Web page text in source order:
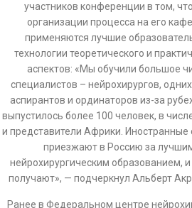
участников конференции в том,
организации процесса на его
применяются лучшие
технологии теоретического и
аспектов: «Мы обучили большое
специалистов – нейрохирургов,
аспирантов и ординаторов из-за
выпустилось более 100 человек, в
и представители Африки. Иностранные
приезжают в Россию за
нейрохирургическим образованием, и
получают», — подчеркнул Альберт
Ранее в Федеральном центре